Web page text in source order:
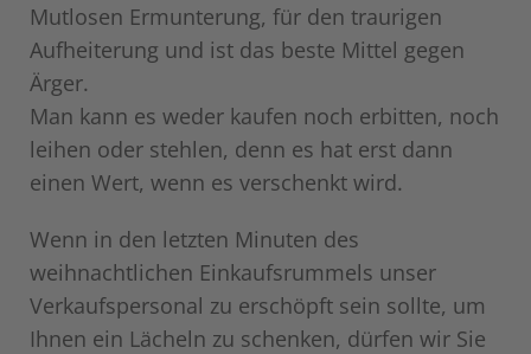
Mutlosen Ermunterung, für den traurigen
Aufheiterung und ist das beste Mittel gegen
Ärger.
Man kann es weder kaufen noch erbitten, noch
leihen oder stehlen, denn es hat erst dann
einen Wert, wenn es verschenkt wird.
Wenn in den letzten Minuten des
weihnachtlichen Einkaufsrummels unser
Verkaufspersonal zu erschöpft sein sollte, um
Ihnen ein Lächeln zu schenken, dürfen wir Sie